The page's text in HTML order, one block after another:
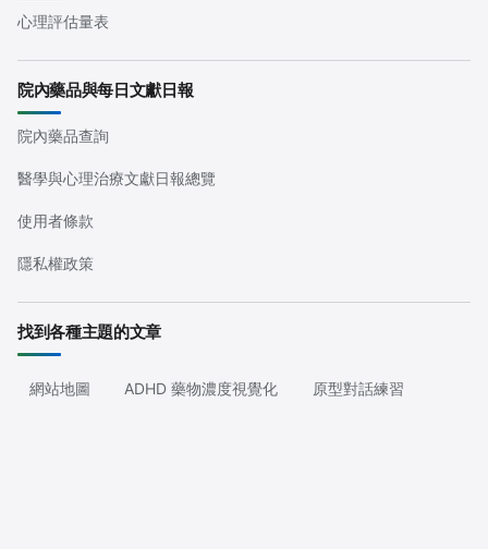
心理評估量表
院內藥品與每日文獻日報
院內藥品查詢
醫學與心理治療文獻日報總覽
使用者條款
隱私權政策
找到各種主題的文章
網站地圖 ADHD 藥物濃度視覺化 原型對話練習